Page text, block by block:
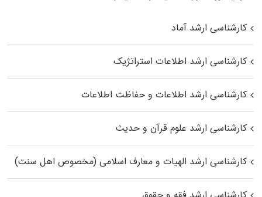
کارشناسی ارشد آماد
کارشناسی ارشد اطلاعات استراتژیک
کارشناسی ارشد اطلاعات و حفاظت اطلاعات
کارشناسی ارشد علوم قرآن و حدیث
کارشناسی ارشد الهیات و معارف اسلامی (مخصوص اهل سنت)